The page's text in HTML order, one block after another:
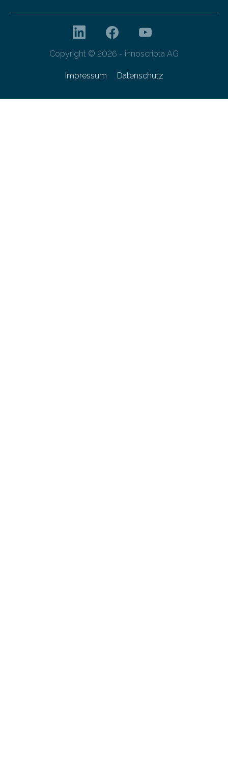
Copyright © 2026 - innoscripta AG
Impressum Datenschutz